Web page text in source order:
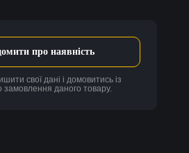
про наявність
свої дані і домовитись із
даного товару.